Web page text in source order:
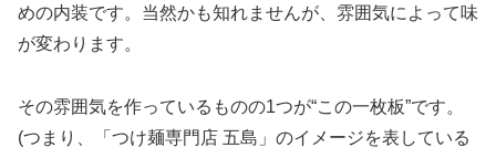
めの内装です。当然かも知れませんが、雰囲気によって味
が変わります。
その雰囲気を作っているものの1つが“この一枚板”です。
(つまり、「つけ麺専門店 五島」のイメージを表している